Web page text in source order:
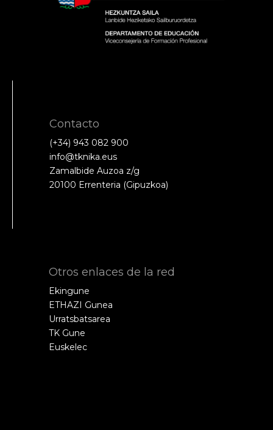
Contacto
(+34) 943 082 900
info@tknika.eus
Zamalbide Auzoa z/g
20100 Errenteria (Gipuzkoa)
Otros enlaces de la red
Ekingune
ETHAZI Gunea
Urratsbatsarea
TK Gune
Euskelec